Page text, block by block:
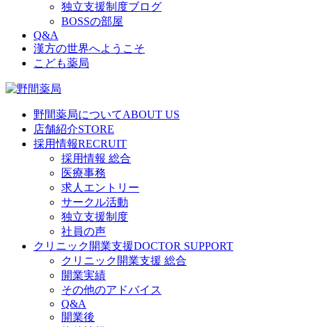
独立支援制度ブログ
BOSSの部屋
Q&A
漢方の世界へようこそ
こども薬局
野間薬局についてABOUT US
店舗紹介STORE
採用情報RECRUIT
採用情報 総合
医療事務
求人エントリー
サークル活動
独立支援制度
社員の声
クリニック開業支援DOCTOR SUPPORT
クリニック開業支援 総合
開業実績
その他のアドバイス
Q&A
開業後